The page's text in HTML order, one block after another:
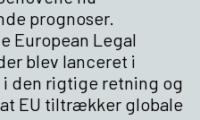
prognoser.
European Legal
blev lanceret i
den rigtige retning og
EU tiltrækker globale